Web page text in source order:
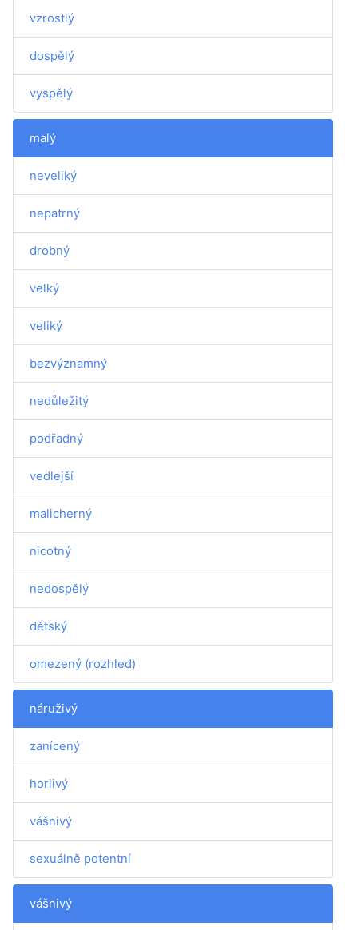
vzrostlý
dospělý
vyspělý
malý
neveliký
nepatrný
drobný
velký
veliký
bezvýznamný
nedůležitý
podřadný
vedlejší
malicherný
nicotný
nedospělý
dětský
omezený (rozhled)
náruživý
zanícený
horlivý
vášnivý
sexuálně potentní
vášnivý